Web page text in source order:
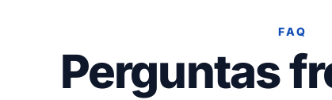
FAQ
Perguntas